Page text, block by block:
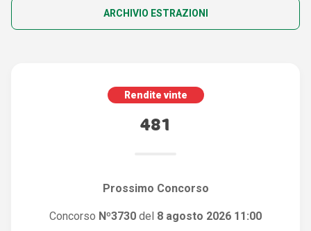
ARCHIVIO ESTRAZIONI
Rendite vinte
481
Prossimo Concorso
Concorso Nº3730 del 8 agosto 2026 11:00